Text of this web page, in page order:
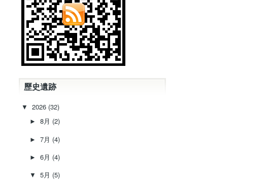
歷史遺跡
▼ 2026 (32)
► 8月 (2)
► 7月 (4)
► 6月 (4)
▼ 5月 (5)